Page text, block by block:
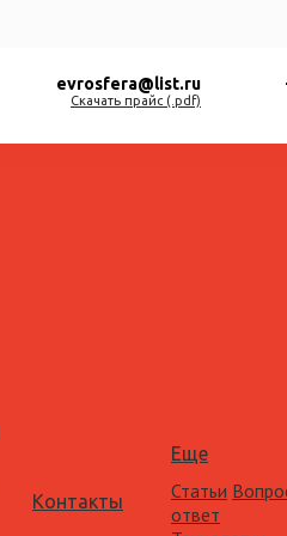
evrosfera@list.ru
Скачать прайс (.pdf)
Контакты
Еще
Статьи
ответ